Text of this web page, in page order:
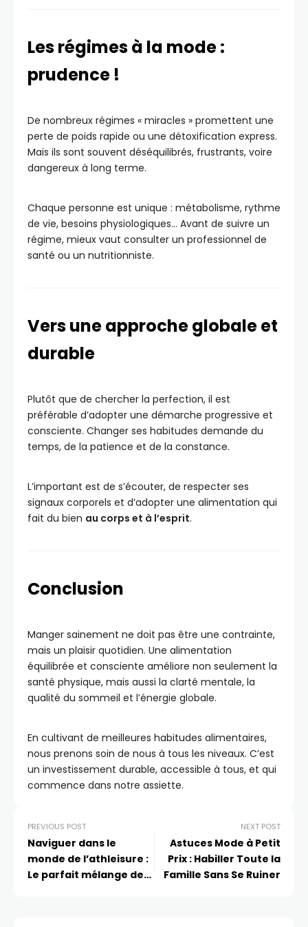
Les régimes à la mode :
prudence !
De nombreux régimes « miracles » promettent une
perte de poids rapide ou une détoxification express.
Mais ils sont souvent déséquilibrés, frustrants, voire
dangereux à long terme.
Chaque personne est unique : métabolisme, rythme
de vie, besoins physiologiques… Avant de suivre un
régime, mieux vaut consulter un professionnel de
santé ou un nutritionniste.
Vers une approche globale et
durable
Plutôt que de chercher la perfection, il est
préférable d’adopter une démarche progressive et
consciente. Changer ses habitudes demande du
temps, de la patience et de la constance.
L’important est de s’écouter, de respecter ses
signaux corporels et d’adopter une alimentation qui
fait du bien au corps et à l’esprit.
Conclusion
Manger sainement ne doit pas être une contrainte,
mais un plaisir quotidien. Une alimentation
équilibrée et consciente améliore non seulement la
santé physique, mais aussi la clarté mentale, la
qualité du sommeil et l’énergie globale.
En cultivant de meilleures habitudes alimentaires,
nous prenons soin de nous à tous les niveaux. C’est
un investissement durable, accessible à tous, et qui
commence dans notre assiette.
PREVIOUS POST
Naviguer dans le
monde de l’athleisure :
Le parfait mélange de
NEXT POST
Astuces Mode à Petit
Prix : Habiller Toute la
Famille Sans Se Ruiner